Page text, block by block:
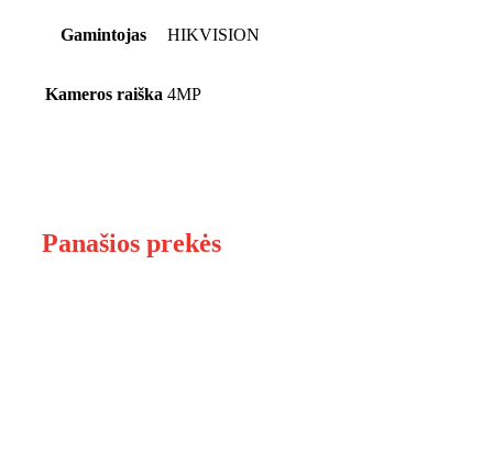
Gamintojas HIKVISION
Kameros raiška 4MP
Panašios prekės